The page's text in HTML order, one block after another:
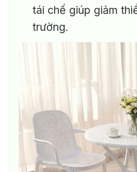
tái chế giúp giảm
trường.